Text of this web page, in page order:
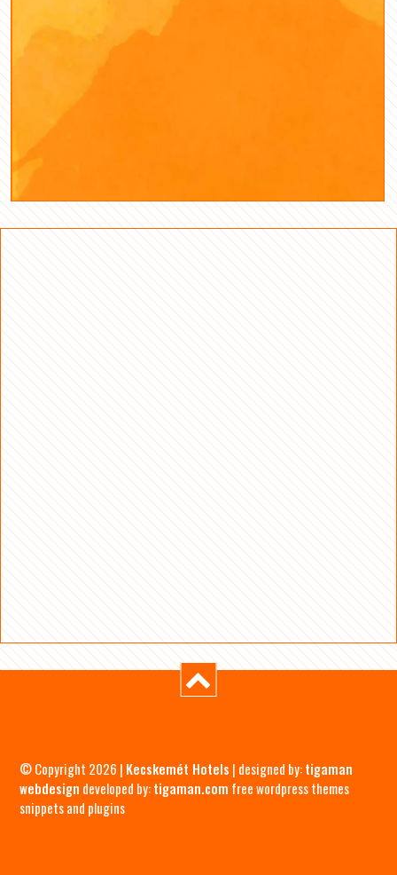
© Copyright 2026 | Kecskemét Hotels | designed by:tigaman
webdesign developed by:tigaman.com free wordpress themes
snippets and plugins